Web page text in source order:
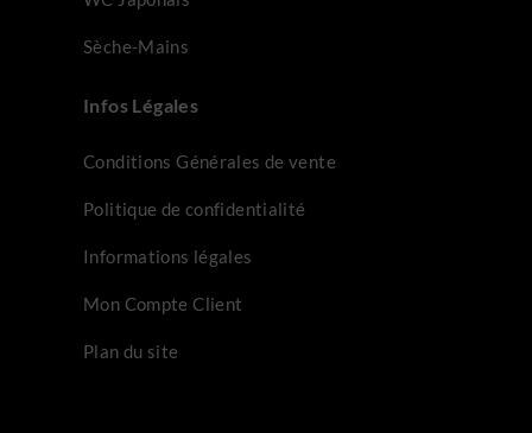
Sèche-Mains
Infos Légales
Conditions Générales de vente
Politique de confidentialité
Informations légales
Mon Compte Client
Plan du site